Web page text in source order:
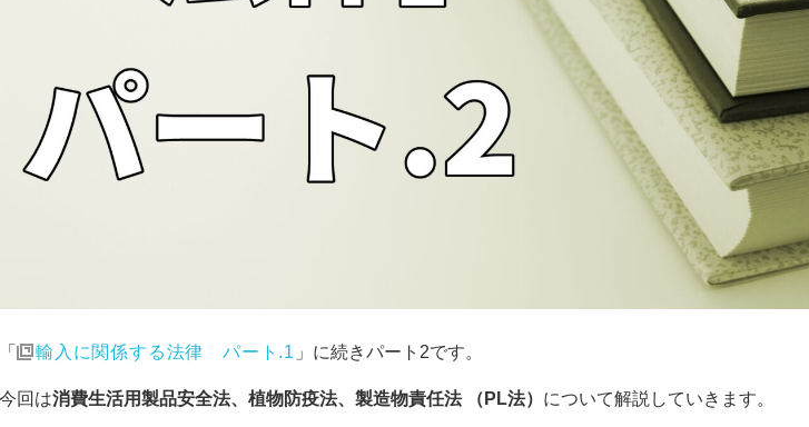
「 輸入に関係する法律 パート.1 」に続きパート2です。
今回は消費生活用製品安全法、植物防疫法、製造物責任法 （PL法） について解説していきます。